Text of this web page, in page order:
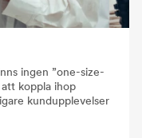
ingen ”one-size-
koppla ihop
kundupplevelser